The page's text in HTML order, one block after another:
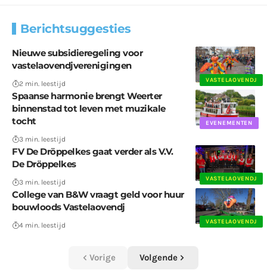
Berichtsuggesties
VASTELAOVENDJ
Nieuwe subsidieregeling voor
vastelaovendjverenigingen
2 min. leestijd
EVENEMENTEN
Spaanse harmonie brengt Weerter
binnenstad tot leven met muzikale
tocht
3 min. leestijd
VASTELAOVENDJ
FV De Dröppelkes gaat verder als V.V.
De Dröppelkes
3 min. leestijd
VASTELAOVENDJ
College van B&W vraagt geld voor huur
bouwloods Vastelaovendj
4 min. leestijd
Vorige Volgende